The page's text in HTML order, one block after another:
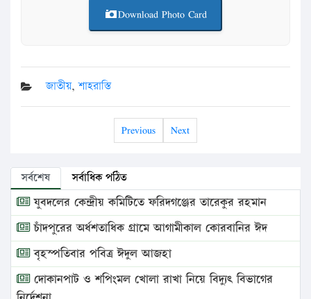
Download Photo Card
জাতীয়,শাহরাস্তি
Previous Next
সর্বশেষ সর্বাধিক পঠিত
যুবদলের কেন্দ্রীয় কমিটিতে ফরিদগঞ্জের তারেকুর রহমান
চাঁদপুরের অর্ধশতাধিক গ্রামে আগামীকাল কোরবানির ঈদ
বৃহস্পতিবার পবিত্র ঈদুল আজহা
দোকানপাট ও শপিংমল খোলা রাখা নিয়ে বিদ্যুৎ বিভাগের